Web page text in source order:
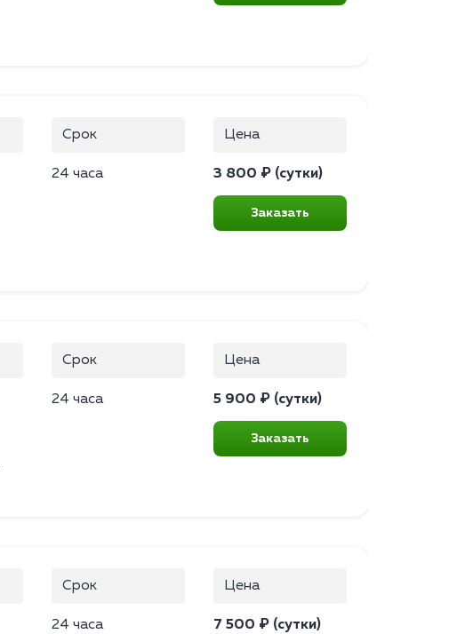
Срок
24 часа
Цена
3 800 ₽ (сутки)
Заказать
Срок
24 часа
Цена
5 900 ₽ (сутки)
Заказать
Срок
24 часа
Цена
7 500 ₽ (сутки)